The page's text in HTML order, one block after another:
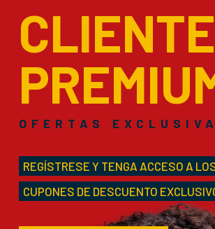
CLIENTE
OFERTAS
REGÍSTRESE Y TENGA ACCESO A
CUPONES DE DESCUENTO